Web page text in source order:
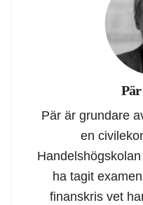
Pär
Pär är grundare
en
ha tagit
finanskris vet